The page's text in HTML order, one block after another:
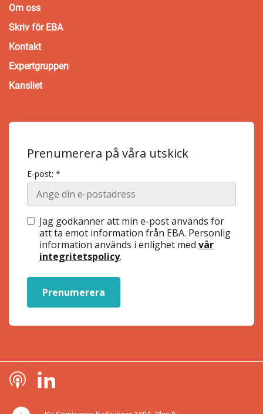
Om oss
Skriv för EBA
Kontakt
Expertgruppen
Kansliet
Prenumerera på våra utskick
E-post: *
Jag godkänner att min e-post används för
att ta emot information från EBA. Personlig
information används i enlighet med vår
integritetspolicy.
Prenumerera